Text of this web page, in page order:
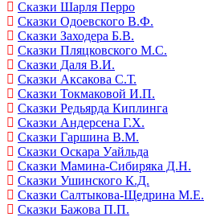
Сказки Шарля Перро
Сказки Одоевского В.Ф.
Сказки Заходера Б.В.
Сказки Пляцковского М.С.
Сказки Даля В.И.
Сказки Аксакова С.Т.
Сказки Токмаковой И.П.
Сказки Редьярда Киплинга
Сказки Андерсена Г.Х.
Сказки Гаршина В.М.
Сказки Оскара Уайльда
Сказки Мамина-Сибиряка Д.Н.
Сказки Ушинского К.Д.
Сказки Салтыкова-Щедрина М.Е.
Сказки Бажова П.П.